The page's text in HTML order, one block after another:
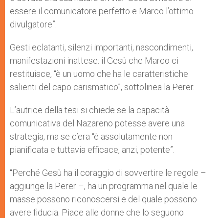
essere il comunicatore perfetto e Marco l’ottimo
divulgatore”.
Gesti eclatanti, silenzi importanti, nascondimenti,
manifestazioni inattese: il Gesù che Marco ci
restituisce, “è un uomo che ha le caratteristiche
salienti del capo carismatico”, sottolinea la Perer.
L’autrice della tesi si chiede se la capacità
comunicativa del Nazareno potesse avere una
strategia, ma se c’era “è assolutamente non
pianificata e tuttavia efficace, anzi, potente”.
“Perché Gesù ha il coraggio di sovvertire le regole –
aggiunge la Perer –, ha un programma nel quale le
masse possono riconoscersi e del quale possono
avere fiducia. Piace alle donne che lo seguono